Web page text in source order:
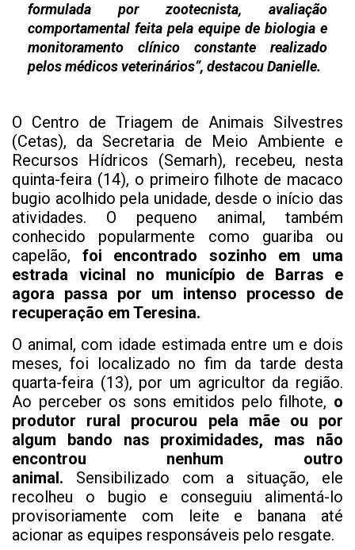
formulada por zootecnista, avaliação
comportamental feita pela equipe de biologia e
monitoramento clínico constante realizado
pelos médicos veterinários”, destacou Danielle.
O Centro de Triagem de Animais Silvestres
(Cetas), da Secretaria de Meio Ambiente e
Recursos Hídricos (Semarh), recebeu, nesta
quinta-feira (14), o primeiro filhote de macaco
bugio acolhido pela unidade, desde o início das
atividades. O pequeno animal, também
conhecido popularmente como guariba ou
capelão, foi encontrado sozinho em uma
estrada vicinal no município de Barras e
agora passa por um intenso processo de
recuperação em Teresina.
O animal, com idade estimada entre um e dois
meses, foi localizado no fim da tarde desta
quarta-feira (13), por um agricultor da região.
Ao perceber os sons emitidos pelo filhote, o
produtor rural procurou pela mãe ou por
algum bando nas proximidades, mas não
encontrou nenhum outro
animal. Sensibilizado com a situação, ele
recolheu o bugio e conseguiu alimentá-lo
provisoriamente com leite e banana até
acionar as equipes responsáveis pelo resgate.